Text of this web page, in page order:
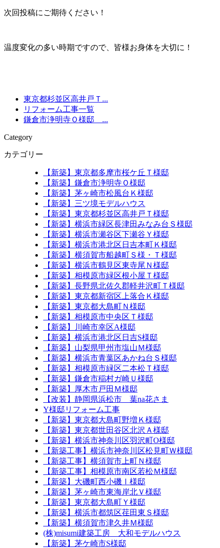
次回投稿にご期待ください！
温度変化の多い時期ですので、皆様お身体を大切に！
東京都杉並区高井戸Ｔ...
リフォーム工事一覧
鎌倉市浄明寺Ｏ様邸 ...
Category
カテゴリー
【新築】東京都多摩市桜ケ丘Ｔ様邸
【新築】鎌倉市浄明寺Ｏ様邸
【新築】茅ヶ崎市松風台Ｋ様邸
【新築】三ツ境モデルハウス
【新築】東京都杉並区高井戸Ｔ様邸
【新築】横浜市緑区長津田みなみ台Ｓ様邸
【新築】横浜市瀬谷区下瀬谷Ｙ様邸
【新築】横浜市港北区日吉本町Ｋ様邸
【新築】横須賀市船越町Ｓ様・Ｔ様邸
【新築】横浜市鶴見区東寺尾Ｎ様邸
【新築】相模原市緑区根小屋Ｔ様邸
【新築】長野県北佐久郡軽井沢町Ｔ様邸
【新築】東京都新宿区上落合Ｋ様邸
【新築】東京都大島町Ｎ様邸
【新築】相模原市中央区Ｔ様邸
【新築】川崎市幸区A様邸
【新築】横浜市港北区日吉S様邸
【新築】山梨県甲州市塩山Ｍ様邸
【新築】横浜市青葉区あかね台Ｓ様邸
【新築】相模原市緑区二本松Ｔ様邸
【新築】鎌倉市稲村ガ崎Ｕ様邸
【新築】厚木市戸田Ｍ様邸
【改装】静岡県浜松市 葉na花さま
Y様邸リフォーム工事
【新築】東京都大島町野増Ｋ様邸
【新築】東京都世田谷区北沢Ａ様邸
【新築】横浜市神奈川区羽沢町O様邸
【新築工事】横浜市神奈川区松見町Ｗ様邸
【新築工事】横須賀市上町Ｎ様邸
【新築工事】相模原市南区若松Ｍ様邸
【新築】大磯町西小磯Ⅰ様邸
【新築】茅ヶ崎市東海岸北Ｖ様邸
【新築】東京都大島町Ｙ様邸
【新築】横浜市都筑区荏田東Ｓ様邸
【新築】横須賀市津久井Ｍ様邸
(株)misumi建築工房 大和モデルハウス
【新築】茅ケ崎市S様邸